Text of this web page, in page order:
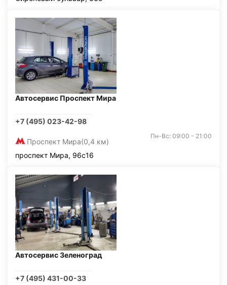
Автосервис Проспект Мира
+7 (495) 023-42-98
Проспект Мира(0,4 км)
Пн-Вс: 09:00 - 21:00
проспект Мира, 96с16
Автосервис Зеленоград
+7 (495) 431-00-33